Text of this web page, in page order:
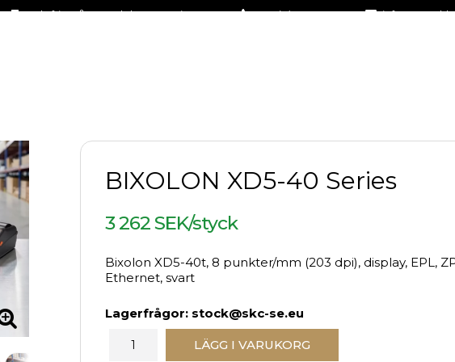
Fraktfritt på stora delar av sortimentet +46 (0)31-27 42 30
BIXOLON XD5-40 Series
3 262 SEK/styck
Bixolon XD5-40t, 8 punkter/mm (203 dpi), display, EPL,
Ethernet, svart
Lagerfrågor: stock@skc-se.eu
LÄGG I VARUKORG